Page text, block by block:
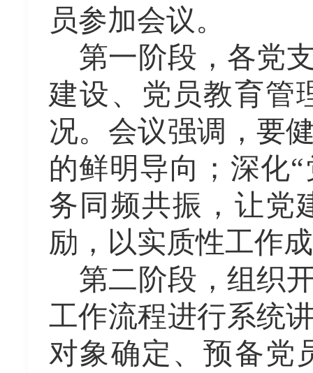
员参加会议。
第一阶段 ，各党
建设、党员教育管
况。 会议强调， 要
的鲜明导向； 深化
务同频共振，让党
励，以实质性工作
第二阶段 ，组织
工作流程进行系统
对象确定、预备党